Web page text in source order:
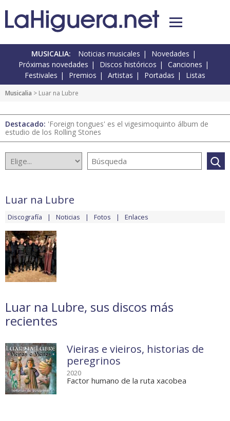
MUSICALIA: Noticias musicales
Novedades
Próximas novedades
Discos históricos
Canciones
Festivales
Premios Artistas Portadas Listas
Musicalia > Luar na Lubre
Destacado: 'Foreign tongues' es el vigesimoquinto álbum de
estudio de los Rolling Stones
Luar na Lubre
Discografía Noticias Fotos Enlaces
Luar na Lubre, sus discos más
recientes
Vieiras e vieiros, historias de
peregrinos
2020
Factor humano de la ruta xacobea